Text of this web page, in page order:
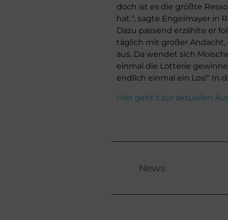
doch ist es die größte
hat.“, sagte Engelmayer in
Dazu passend erzählte er
täglich mit großer Andacht,
aus. Da wendet sich
einmal die Lotterie
endlich einmal ein Los!“ In
Hier geht’s zur aktuellen
News